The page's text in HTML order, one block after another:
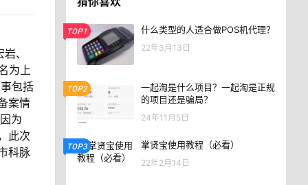
、
为上
包括
案情
为
此次
科脉
TOP1 什么类型的人适合做POS机代理？
22年3月13日
TOP2
一起淘是什么项目？一起淘是正规
的项目还是骗局？
24年11月5日
TOP3 掌贤宝使用教程（必看）
22年2月14日